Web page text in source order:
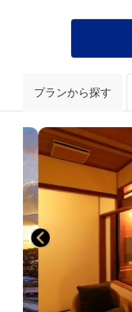
プランから探す